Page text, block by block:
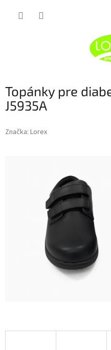
Topánky pre
J5935A
Značka: Lorex